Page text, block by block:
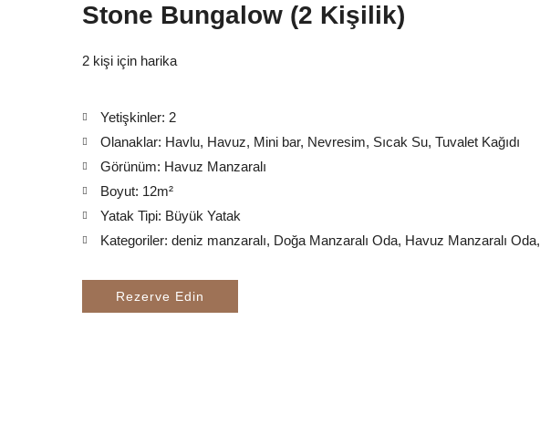
Stone Bungalow (2 Kişilik)
2 kişi için harika
Yetişkinler: 2
Olanaklar: Havlu, Havuz, Mini bar, Nevresim, Sıcak Su, Tuvalet Kağıdı
Görünüm: Havuz Manzaralı
Boyut: 12m²
Yatak Tipi: Büyük Yatak
Kategoriler: deniz manzaralı, Doğa Manzaralı Oda, Havuz Manzaralı Oda,
Rezerve Edin